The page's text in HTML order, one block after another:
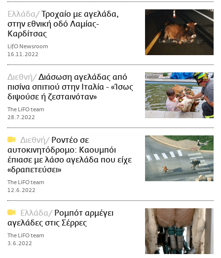
Ελλάδα
Τροχαίο με αγελάδα,
στην εθνική οδό Λαμίας-
Καρδίτσας
LifO Newsroom
16.11.2022
Διεθνή
Διάσωση αγελάδας από
πισίνα σπιτιού στην Ιταλία - «Ίσως
διψούσε ή ζεσταινόταν»
The LiFO team
28.7.2022
Διεθνή
Ροντέο σε
αυτοκινητόδρομο: Καουμπόι
έπιασε με λάσο αγελάδα που είχε
«δραπετεύσει»
The LiFO team
12.6.2022
Ελλάδα
Ρομπότ αρμέγει
αγελάδες στις Σέρρες
The LiFO team
3.6.2022